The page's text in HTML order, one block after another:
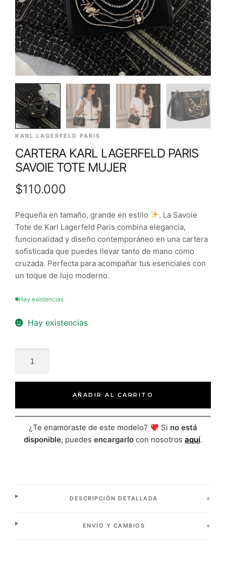
KARL LAGERFELD PARIS
CARTERA KARL LAGERFELD PARIS
SAVOIE TOTE MUJER
$110.000
Pequeña en tamaño, grande en estilo
. La Savoie
Tote de Karl Lagerfeld Paris combina elegancia,
funcionalidad y diseño contemporáneo en una cartera
sofisticada que puedes llevar tanto de mano como
cruzada. Perfecta para acompañar tus esenciales con
un toque de lujo moderno.
Hay existencias
Hay existencias
AÑADIR AL CARRITO
¿Te enamoraste de este modelo? Si no está
disponible, puedes encargarlo con nosotros aquí.
DESCRIPCIÓN DETALLADA
ENVÍO Y CAMBIOS